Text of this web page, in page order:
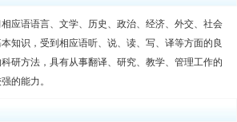
相应语语言、文学、历史、政治、经济、外交、社会
知识，受到相应语听、说、读、写、译等方面的良
研方法，具有从事翻译、研究、教学、管理工作的
的能力。